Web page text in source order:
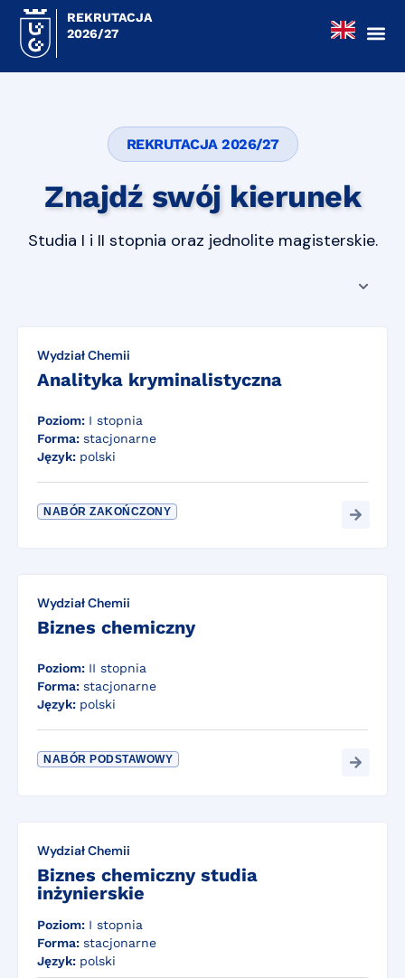
REKRUTACJA
2026/27
REKRUTACJA 2026/27
Znajdź swój kierunek
Studia I i II stopnia oraz jednolite magisterskie.
Wydział Chemii
Analityka kryminalistyczna
Poziom: I stopnia
Forma: stacjonarne
Język: polski
NABÓR ZAKOŃCZONY
Wydział Chemii
Biznes chemiczny
Poziom: II stopnia
Forma: stacjonarne
Język: polski
NABÓR PODSTAWOWY
Wydział Chemii
Biznes chemiczny studia
inżynierskie
Poziom: I stopnia
Forma: stacjonarne
Język: polski